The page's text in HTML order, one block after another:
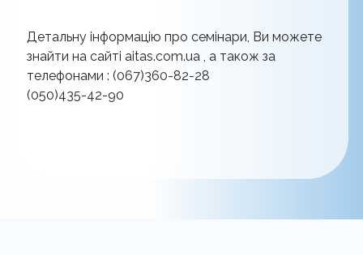
Детальну інформацію про семінари, Ви можете
знайти на сайті aitas.com.ua , а також за
телефонами : (067)360-82-28
(050)435-42-90